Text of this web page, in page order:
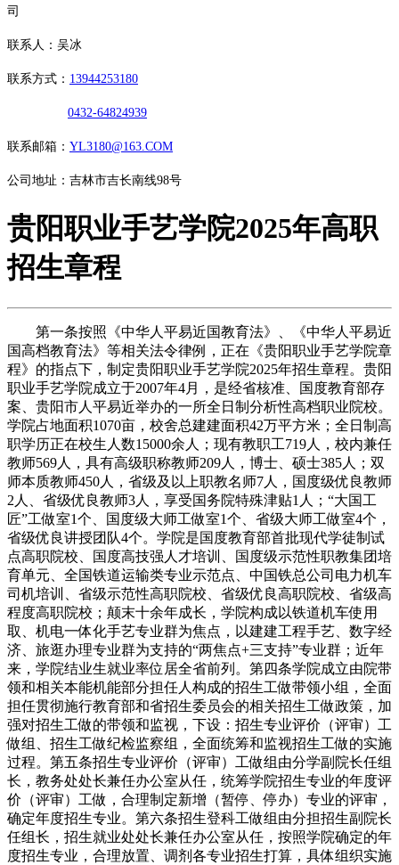
司
联系人：吴冰
联系方式： 13944253180
0432-64824939
联系邮箱： YL3180@163.COM
公司地址：吉林市吉长南线98号
贵阳职业手艺学院2025年高职
招生章程
第一条按照《中华人平易近国教育法》、《中华人平易近
国高档教育法》等相关法令律例，正在《贵阳职业手艺学院章
程》的指点下，制定贵阳职业手艺学院2025年招生章程。贵阳
职业手艺学院成立于2007年4月，是经省核准、国度教育部存
案、贵阳市人平易近举办的一所全日制分析性高档职业院校。
学院占地面积1070亩，校舍总建建面积42万平方米；全日制高
职学历正在校生人数15000余人；现有教职工719人，校内兼任
教师569人，具有高级职称教师209人，博士、硕士385人；双
师本质教师450人，省级及以上职教名师7人，国度级优良教师
2人、省级优良教师3人，享受国务院特殊津贴1人；“大国工
匠”工做室1个、国度级大师工做室1个、省级大师工做室4个，
省级优良讲授团队4个。学院是国度教育部首批现代学徒制试
点高职院校、国度高技强人才培训、国度级示范性职教集团培
育单元、全国铁道运输类专业示范点、中国铁总公司电力机车
司机培训、省级示范性高职院校、省级优良高职院校、省级高
程度高职院校；颠末十余年成长，学院构成以铁道机车使用
取、机电一体化手艺专业群为焦点，以建建工程手艺、数字经
济、旅逛办理专业群为支持的“两焦点+三支持”专业群；近年
来，学院结业生就业率位居全省前列。第四条学院成立由院带
领和相关本能机能部分担任人构成的招生工做带领小组，全面
担任贯彻施行教育部和省招生委员会的相关招生工做政策，加
强对招生工做的带领和监视，下设：招生专业评价（评审）工
做组、招生工做纪检监察组，全面统筹和监视招生工做的实施
过程。第五条招生专业评价（评审）工做组由分学副院长任组
长，教务处处长兼任办公室从任，统筹学院招生专业的年度评
价（评审）工做，合理制定新增（暂停、停办）专业的评审，
确定年度招生专业。第六条招生登科工做组由分担招生副院长
任组长，招生就业处处长兼任办公室从任，按照学院确定的年
度招生专业，合理放置、调剂各专业招生打算，具体组织实施